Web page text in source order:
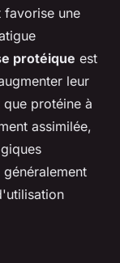
une
protéique est
leur
protéine à
assimilée,